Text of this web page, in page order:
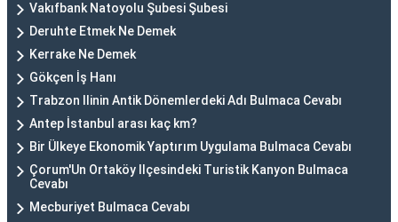
Vakıfbank Natoyolu Şubesi Şubesi
Deruhte Etmek Ne Demek
Kerrake Ne Demek
Gökçen İş Hanı
Trabzon Ilinin Antik Dönemlerdeki Adı Bulmaca Cevabı
Antep İstanbul arası kaç km?
Bir Ülkeye Ekonomik Yaptırım Uygulama Bulmaca Cevabı
Çorum'Un Ortaköy Ilçesindeki Turistik Kanyon Bulmaca
Cevabı
Mecburiyet Bulmaca Cevabı